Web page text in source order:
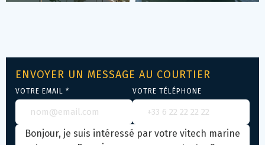
ENVOYER UN MESSAGE AU COURTIER
VOTRE EMAIL * VOTRE TÉLÉPHONE